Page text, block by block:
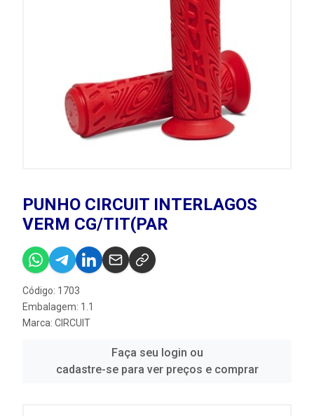
PUNHO CIRCUIT INTERLAGOS
VERM CG/TIT(PAR
Código: 1703
Embalagem: 1.1
Marca: CIRCUIT
Faça seu login ou
cadastre-se para ver preços e comprar